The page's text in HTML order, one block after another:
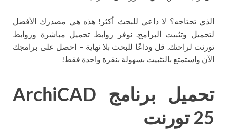
الذي تحتاجه؟ لا داعي للبحث أكثر! هذه هي مصدرك الأفضل
لتحميل وتثبيت البرامج. نوفر روابط تحميل مباشرة وروابط
تورنت لراحتك. قل وداعًا للبحث بلا نهاية – احصل على برامجك
الآن واستمتع بالتثبيت بسهولة بنقرة واحدة فقط!
تحميل برنامج ArchiCAD
25 تورنت